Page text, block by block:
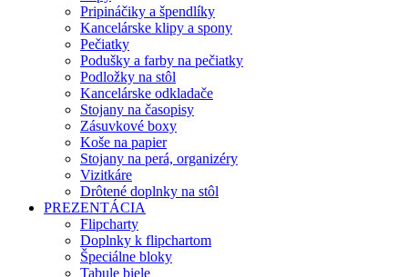
Pripináčiky a špendlíky
Kancelárske klipy a spony
Pečiatky
Podušky a farby na pečiatky
Podložky na stôl
Kancelárske odkladače
Stojany na časopisy
Zásuvkové boxy
Koše na papier
Stojany na perá, organizéry
Vizitkáre
Drôtené doplnky na stôl
PREZENTÁCIA
Flipcharty
Doplnky k flipchartom
Špeciálne bloky
Tabule biele